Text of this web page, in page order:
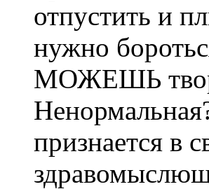
отпустить и
нужно
МОЖЕШЬ
признается в